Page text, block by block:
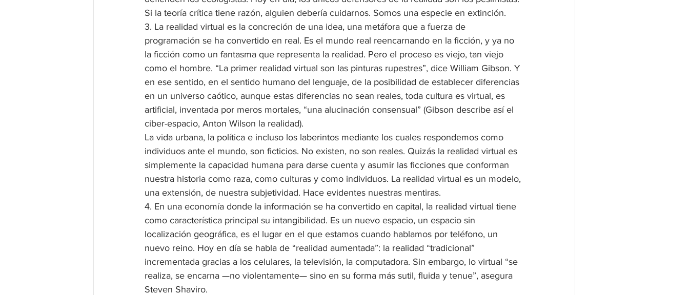
Si la teoría crítica tiene razón, alguien debería cuidarnos. Somos una especie en extinción.
3. La realidad virtual es la concreción de una idea, una metáfora que a fuerza de
programación se ha convertido en real. Es el mundo real reencarnando en la ficción, y ya no
la ficción como un fantasma que representa la realidad. Pero el proceso es viejo, tan viejo
como el hombre. “La primer realidad virtual son las pinturas rupestres”, dice William Gibson. Y
en ese sentido, en el sentido humano del lenguaje, de la posibilidad de establecer diferencias
en un universo caótico, aunque estas diferencias no sean reales, toda cultura es virtual, es
artificial, inventada por meros mortales, “una alucinación consensual” (Gibson describe así el
ciber-espacio, Anton Wilson la realidad).
La vida urbana, la política e incluso los laberintos mediante los cuales respondemos como
individuos ante el mundo, son ficticios. No existen, no son reales. Quizás la realidad virtual es
simplemente la capacidad humana para darse cuenta y asumir las ficciones que conforman
nuestra historia como raza, como culturas y como individuos. La realidad virtual es un modelo,
una extensión, de nuestra subjetividad. Hace evidentes nuestras mentiras.
4. En una economía donde la información se ha convertido en capital, la realidad virtual tiene
como característica principal su intangibilidad. Es un nuevo espacio, un espacio sin
localización geográfica, es el lugar en el que estamos cuando hablamos por teléfono, un
nuevo reino. Hoy en día se habla de “realidad aumentada”: la realidad “tradicional”
incrementada gracias a los celulares, la televisión, la computadora. Sin embargo, lo virtual “se
realiza, se encarna —no violentamente— sino en su forma más sutil, fluida y tenue”, asegura
Steven Shaviro.